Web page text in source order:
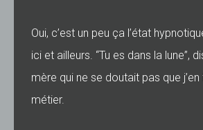
Oui, c’est un peu ça l’état
ici et ailleurs. “Tu es dans la lune”,
mère qui ne se doutait pas que
métier.